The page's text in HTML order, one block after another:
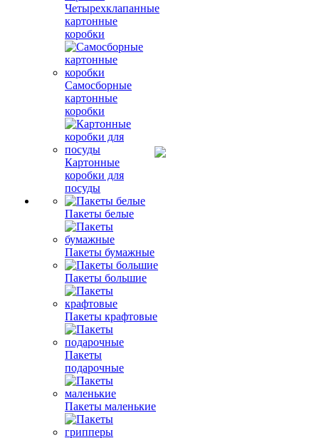
Четырехклапанные
картонные
коробки
Самосборные
картонные
коробки
Картонные
коробки для
посуды
Пакеты белые
Пакеты бумажные
Пакеты большие
Пакеты крафтовые
Пакеты
подарочные
Пакеты маленькие